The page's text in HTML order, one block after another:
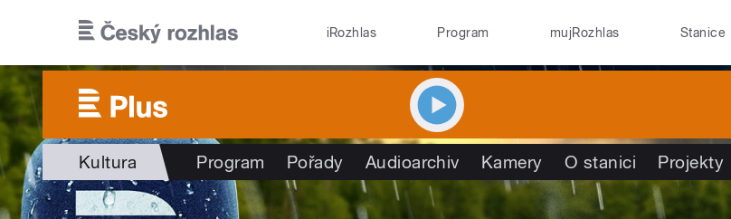
iRozhlas Program mujRozhlas Stanice
Kultura Program Pořady Audioarchiv Kamery O stanici Projekty